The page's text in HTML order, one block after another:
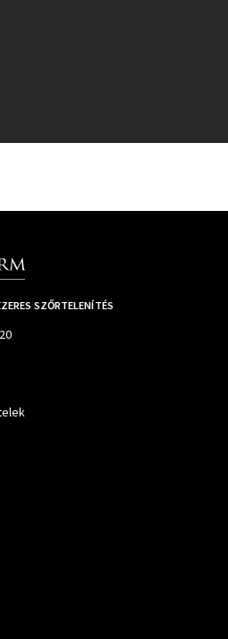
SZŐRTELENÍTÉS